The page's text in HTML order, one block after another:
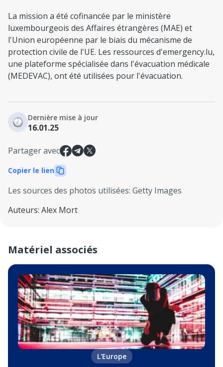
La mission a été cofinancée par le ministère
luxembourgeois des Affaires étrangères (MAE) et
l'Union européenne par le biais du mécanisme de
protection civile de l'UE. Les ressources d'emergency.lu,
une plateforme spécialisée dans l'évacuation médicale
(MEDEVAC), ont été utilisées pour l'évacuation.
Dernière mise à jour
16.01.25
Partager avec
Copier le lien
Les sources des photos utilisées: Getty Images
Auteurs: Alex Mort
Matériel associés
L'Europe